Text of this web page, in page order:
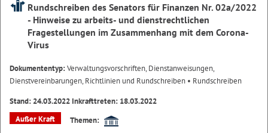
Rundschreiben des Senators für Finanzen Nr. 02a/2022
- Hinweise zu arbeits- und dienstrechtlichen
Fragestellungen im Zusammenhang mit dem Corona-
Virus
Dokumententyp:Verwaltungsvorschriften, Dienstanweisungen,
Dienstvereinbarungen, Richtlinien und Rundschreiben • Rundschreiben
Stand: 24.03.2022 Inkrafttreten: 18.03.2022
Außer Kraft
Themen: